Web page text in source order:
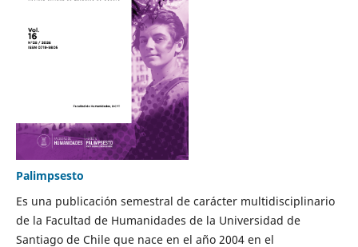
Palimpsesto
Es una publicación semestral de carácter multidisciplinario
de la Facultad de Humanidades de la Universidad de
Santiago de Chile que nace en el año 2004 en el